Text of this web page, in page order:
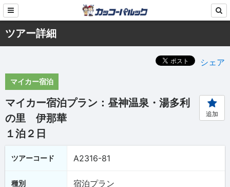
ツアー詳細
シェア
マイカー宿泊
マイカー宿泊プラン：昼神温泉・湯多利
の里 伊那華
１泊２日
追加
ツアーコード A2316-81
種別 宿泊プラン